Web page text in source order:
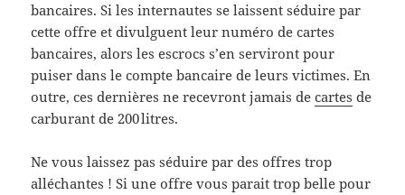
bancaires. Si les internautes se laissent séduire par
cette offre et divulguent leur numéro de cartes
bancaires, alors les escrocs s’en serviront pour
puiser dans le compte bancaire de leurs victimes. En
outre, ces dernières ne recevront jamais decartes de
carburant de 200 litres.
Ne vous laissez pas séduire par des offres trop
alléchantes ! Si une offre vous parait trop belle pour